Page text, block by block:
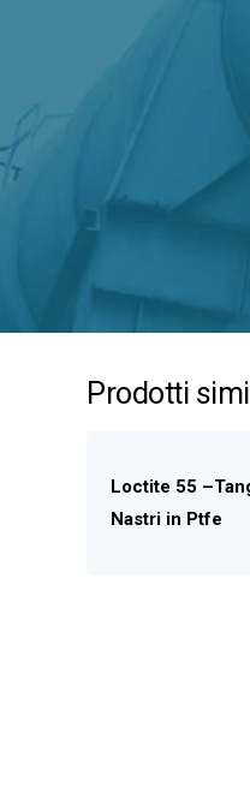
Prodotti
Loctite 55
Nastri in Ptfe